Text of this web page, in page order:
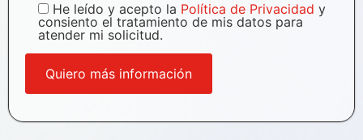
He leído y acepto la Política de Privacidad y
consiento el tratamiento de mis datos para
atender mi solicitud.